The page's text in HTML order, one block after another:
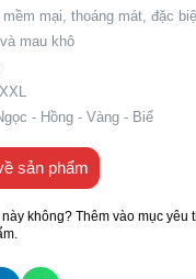
mại, thoáng mát, đặc
mau khô
- Hồng - Vàng - Biể
sản phẩm
không? Thêm vào mục yêu